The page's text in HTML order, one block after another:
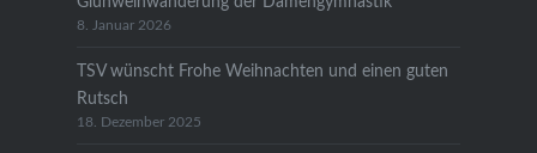
8. Januar 2026
TSV wünscht Frohe Weihnachten und einen guten
Rutsch
18. Dezember 2025